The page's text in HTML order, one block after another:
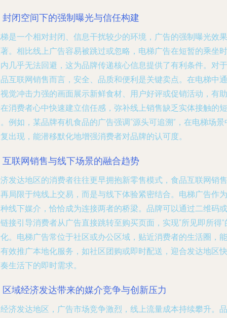
封闭空间下的强制曝光与信任构建
是一个相对封闭、信息干扰较少的环境，广告的强制曝光效果
。相比线上广告容易被跳过或忽略，电梯广告在短暂的乘坐时
几乎无法回避，这为品牌传递核心信息提供了有利条件。对于
互联网销售而言，安全、品质和便利是关键卖点。在电梯中通
觉冲击力强的画面展示新鲜食材、用户好评或促销活动，有助
消费者心中快速建立信任感，弥补线上销售缺乏实体接触的短
例如，某品牌有机食品的广告强调“源头可追溯”，在电梯场景
出现，能潜移默化地增强消费者对品牌的认可度。
互联网销售与线下场景的融合趋势
发达地区的消费者往往更早拥抱新零售模式，食品互联网销售
局限于纯线上交易，而是与线下体验紧密结合。电梯广告作为
线下媒介，恰恰成为连接两者的桥梁。品牌可以通过二维码或
接引导消费者从广告直接跳转至购买页面，实现“所见即所得”
。电梯广告常位于社区或办公区域，贴近消费者的生活圈，能
效推广本地化服务，如社区团购或即时配送，迎合发达地区快
生活下的即时需求。
区域经济发达带来的媒介竞争与创新压力
济发达地区，广告市场竞争激烈，线上流量成本持续攀升。品